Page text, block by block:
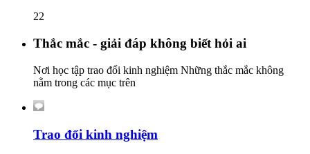
22
Thắc mắc - giải đáp không biết hỏi ai
Nơi học tập trao đổi kinh nghiệm Những thắc mắc không
nằm trong các mục trên
Trao đổi kinh nghiệm